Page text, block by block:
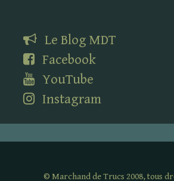
Le Blog MDT
Facebook
YouTube
Instagram
© Marchand de Trucs 2008, tous